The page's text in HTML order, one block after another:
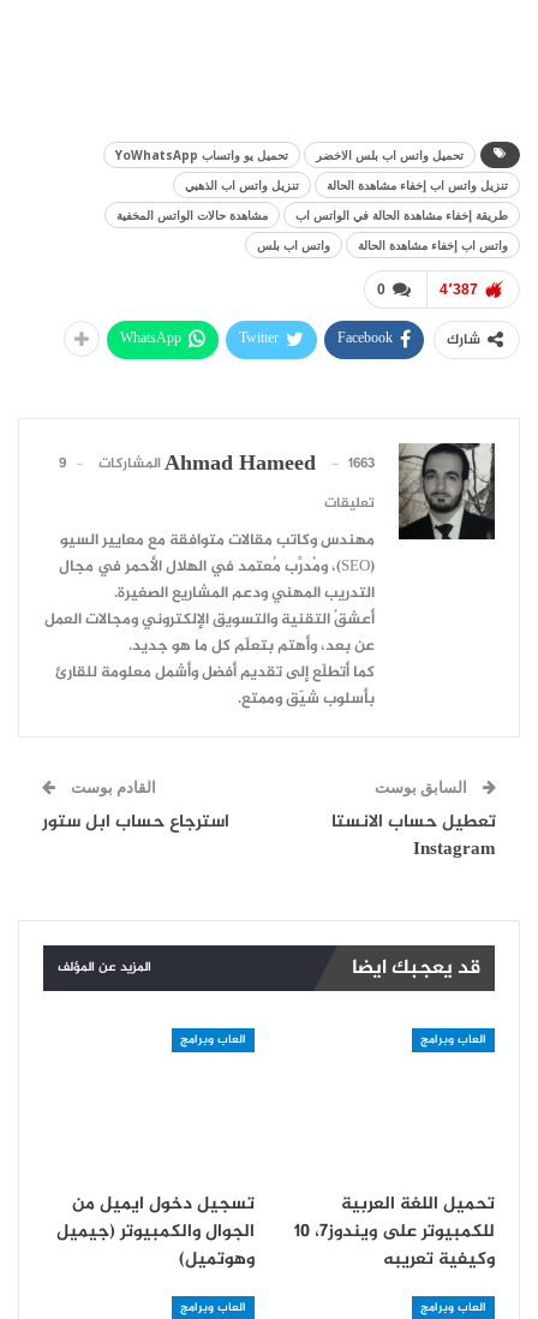
تحميل واتس اب بلس الاخضر
تحميل يو واتساب YoWhatsApp
تنزيل واتس اب إخفاء مشاهدة الحالة
تنزيل واتس اب الذهبي
طريقة إخفاء مشاهدة الحالة في الواتس اب
مشاهدة حالات الواتس المخفية
واتس اب إخفاء مشاهدة الحالة
واتس اب بلس
0 4٬387
شارك Facebook
Twitter
WhatsApp
Ahmad Hameed 1663 المشاركات
9
تعليقات
مهندس وكاتب مقالات متوافقة مع معايير السيو
(SEO)، ومُدرِّب مُعتمد في الهلال الأحمر في مجال
التدريب المهني ودعم المشاريع الصغيرة.
أعشقُ التقنية والتسويق الإلكتروني ومجالات العمل
عن بعد، وأهتم بتعلّم كل ما هو جديد.
كما أتطلّع إلى تقديم أفضل وأشمل معلومة للقارئ
بأسلوب شيّق وممتع.
السابق بوست
تعطيل حساب الانستا
Instagram
القادم بوست
استرجاع حساب ابل ستور
قد يعجبك ايضا المزيد عن المؤلف
العاب وبرامج
تحميل اللغة العربية
للكمبيوتر على ويندوز7، 10
وكيفية تعريبه
العاب وبرامج
تسجيل دخول ايميل من
الجوال والكمبيوتر (جيميل
وهوتميل)
العاب وبرامج العاب وبرامج